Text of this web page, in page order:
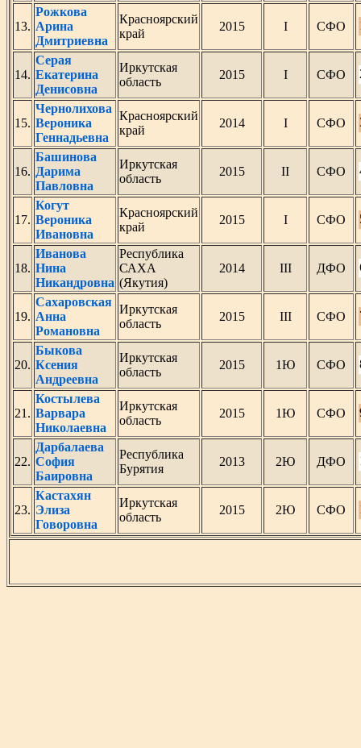
13.
Рожкова
Арина
Дмитриевна
Красноярский
край
2015 I СФО
14.
Серая
Екатерина
Денисовна
Иркутская
область
2015 I СФО
15.
Чернолихова
Вероника
Геннадьевна
Красноярский
край
2014 I СФО
16.
Башинова
Дарима
Павловна
Иркутская
область
2015 II СФО
17.
Когут
Вероника
Ивановна
Красноярский
край
2015 I СФО
18.
Иванова
Нина
Никандровна
Республика
САХА
(Якутия)
2014 III ДФО
19.
Сахаровская
Анна
Романовна
Иркутская
область
2015 III СФО
20.
Быкова
Ксения
Андреевна
Иркутская
область
2015 1Ю СФО
21.
Костылева
Варвара
Николаевна
Иркутская
область
2015 1Ю СФО
22.
Дарбалаева
София
Баировна
Республика
Бурятия
2013 2Ю ДФО
23.
Кастахян
Элиза
Говоровна
Иркутская
область
2015 2Ю СФО